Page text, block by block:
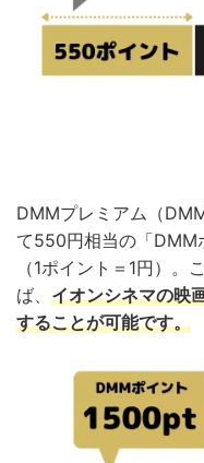
DMMプレミアム（
て550円相当の「DMM
（1ポイント＝1円）
ば、 イオンシネマの映
することが可能です。